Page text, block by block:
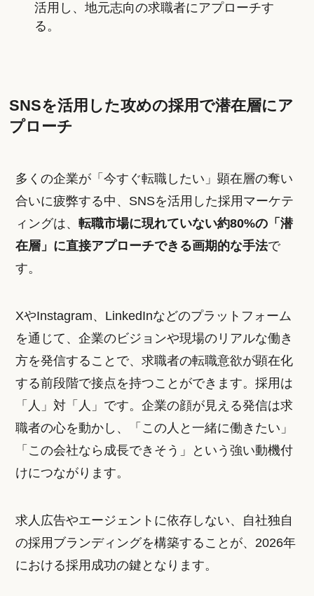
活用し、地元志向の求職者にアプローチす
る。
SNSを活用した攻めの採用で潜在層にア
プローチ
多くの企業が「今すぐ転職したい」顕在層の奪い
合いに疲弊する中、SNSを活用した採用マーケテ
ィングは、転職市場に現れていない約80%の「潜
在層」に直接アプローチできる画期的な手法で
す。
XやInstagram、LinkedInなどのプラットフォーム
を通じて、企業のビジョンや現場のリアルな働き
方を発信することで、求職者の転職意欲が顕在化
する前段階で接点を持つことができます。採用は
「人」対「人」です。企業の顔が見える発信は求
職者の心を動かし、「この人と一緒に働きたい」
「この会社なら成長できそう」という強い動機付
けにつながります。
求人広告やエージェントに依存しない、自社独自
の採用ブランディングを構築することが、2026年
における採用成功の鍵となります。